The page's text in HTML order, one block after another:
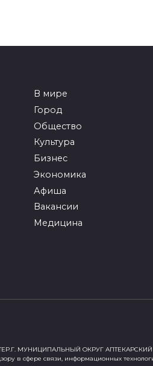
В мире
Город
Общество
Культура
Бизнес
Экономика
Афиша
Вакансии
Медицина
МУНИЦИПАЛЬНЫЙ ОКРУГ
в сфере связи, информационных